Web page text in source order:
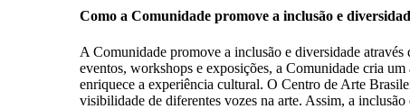
Como a Comunidade promove a inclusão e
A Comunidade promove a inclusão e diversidade
eventos, workshops e exposições, a Comunidade cria
enriquece a experiência cultural. O Centro de Arte
visibilidade de diferentes vozes na arte. Assim, a